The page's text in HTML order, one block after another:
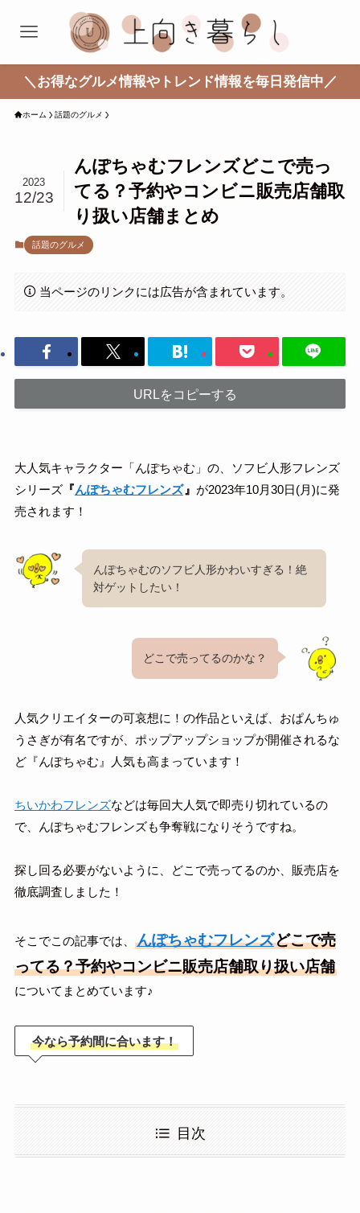
＼お得なグルメ情報やトレンド情報を毎日発信中／
ホーム 話題のグルメ
んぽちゃむフレンズどこで売っ
てる？予約やコンビニ販売店舗取
り扱い店舗まとめ
2023
12/23
話題のグルメ
当ページのリンクには広告が含まれています。
URLをコピーする
大人気キャラクター「んぽちゃむ」の、ソフビ人形フレンズ
シリーズ『んぽちゃむフレンズ』 が2023年10月30日(月)に発
売されます！
んぽちゃむのソフビ人形かわいすぎる！絶
対ゲットしたい！
どこで売ってるのかな？
人気クリエイターの可哀想に！の作品といえば、おぱんちゅ
うさぎが有名ですが、ポップアップショップが開催されるな
ど『んぽちゃむ』人気も高まっています！
ちいかわフレンズなどは毎回大人気で即売り切れているの
で、んぽちゃむフレンズも争奪戦になりそうですね。
探し回る必要がないように、どこで売ってるのか、販売店を
徹底調査しました！
そこでこの記事では、 んぽちゃむフレンズどこで売
ってる？予約やコンビニ販売店舗取り扱い店舗
についてまとめています♪
今なら予約間に合います！
目次